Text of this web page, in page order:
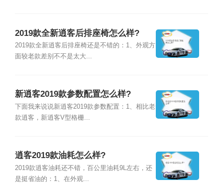
2019款全新逍客后排座椅怎么样?
2019款全新逍客后排座椅还是不错的：1、外观方
面较老款差别不不是太大...
新逍客2019款参数配置怎么样?
下面我来说说新逍客2019款参数配置：1、相比老
款逍客，新逍客V型格栅...
逍客2019款油耗怎么样?
2019款逍客油耗还不错，百公里油耗9L左右，还
是挺省油的：1、在外观...